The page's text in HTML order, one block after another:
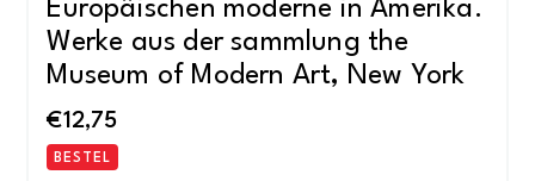
Europäischen moderne in Amerika.
Werke aus der sammlung the
Museum of Modern Art, New York
€12,75
BESTEL